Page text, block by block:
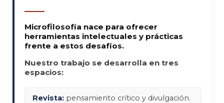
Microfilosofía nace para ofrecer
herramientas intelectuales y prácticas
frente a estos desafíos.
Nuestro trabajo se desarrolla en tres
espacios:
Revista: pensamiento crítico y divulgación.